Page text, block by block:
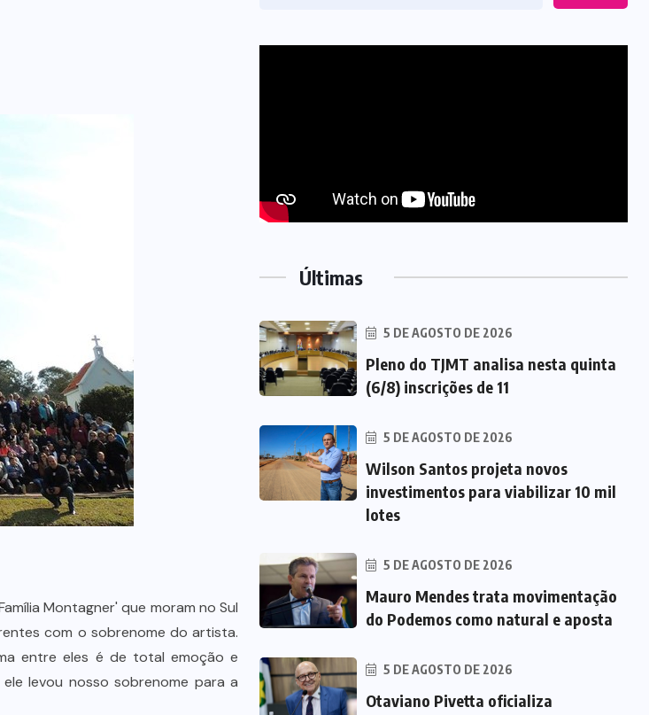
Montagner' que moram no Sul
com o sobrenome do artista.
entre eles é de total emoção e
levou nosso sobrenome para a
Últimas
5 DE AGOSTO DE 2026
Pleno do TJMT analisa nesta quinta
(6/8) inscrições de 11
5 DE AGOSTO DE 2026
Wilson Santos projeta novos
investimentos para viabilizar 10 mil
lotes
5 DE AGOSTO DE 2026
Mauro Mendes trata movimentação
do Podemos como natural e aposta
5 DE AGOSTO DE 2026
Otaviano Pivetta oficializa